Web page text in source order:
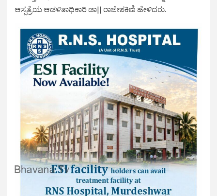
ಆಸ್ಪತ್ರೆಯ ಆಡಳಿತಾಧಿಕಾರಿ ಡಾ|| ರಾಜೇಶಕಿಣಿ ಹೇಳಿದರು.